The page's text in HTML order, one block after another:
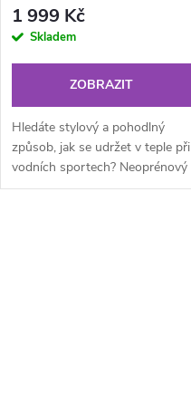
1 999 Kč
Skladem
ZOBRAZIT
Hledáte stylový a pohodlný
způsob, jak se udržet v teple při
vodních sportech? Neoprénový
shorty JobeSecond Skin 3/2